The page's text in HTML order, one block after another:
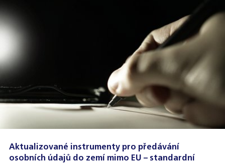
Aktualizované instrumenty pro předávání
osobních údajů do zemí mimo EU – standardní